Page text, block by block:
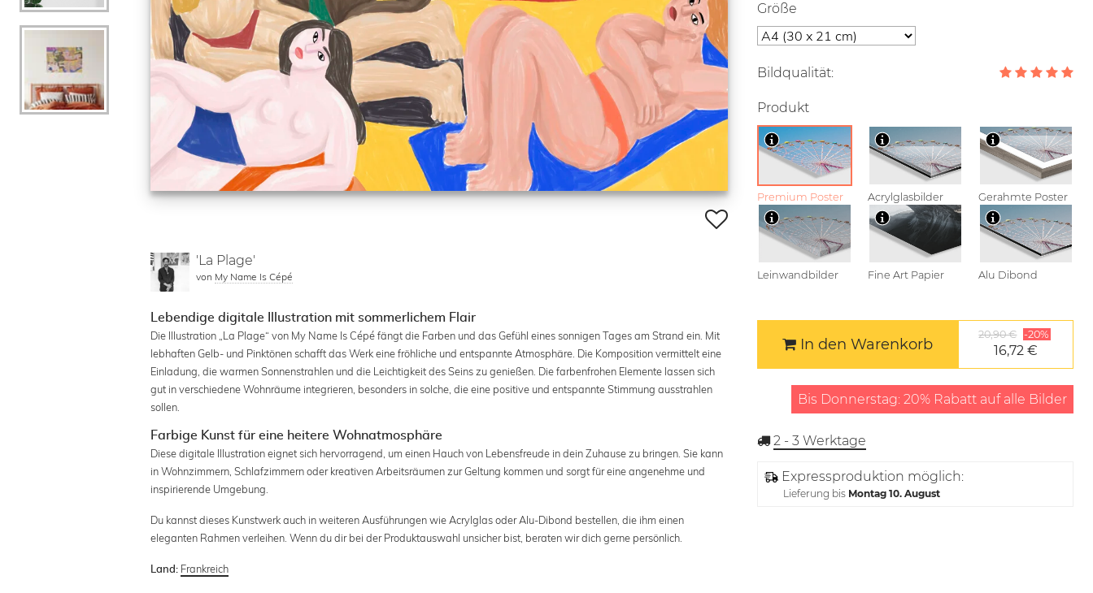
'La Plage'
von My Name Is Cépé
Lebendige digitale Illustration mit sommerlichem Flair
Die Illustration „La Plage“ von My Name Is Cépé fängt die Farben und das Gefühl eines sonnigen Tages am Strand ein. Mit
lebhaften Gelb- und Pinktönen schafft das Werk eine fröhliche und entspannte Atmosphäre. Die Komposition vermittelt eine
Einladung, die warmen Sonnenstrahlen und die Leichtigkeit des Seins zu genießen. Die farbenfrohen Elemente lassen sich
gut in verschiedene Wohnräume integrieren, besonders in solche, die eine positive und entspannte Stimmung ausstrahlen
sollen.
Farbige Kunst für eine heitere Wohnatmosphäre
Diese digitale Illustration eignet sich hervorragend, um einen Hauch von Lebensfreude in dein Zuhause zu bringen. Sie kann
in Wohnzimmern, Schlafzimmern oder kreativen Arbeitsräumen zur Geltung kommen und sorgt für eine angenehme und
inspirierende Umgebung.
Du kannst dieses Kunstwerk auch in weiteren Ausführungen wie Acrylglas oder Alu-Dibond bestellen, die ihm einen
eleganten Rahmen verleihen. Wenn du dir bei der Produktauswahl unsicher bist, beraten wir dich gerne persönlich.
Land: Frankreich
Größe
Bildqualität:
Produkt
Premium Poster Acrylglasbilder Gerahmte Poster
Leinwandbilder Fine Art Papier Alu Dibond
In den Warenkorb
20,90 € -20%
16,72 €
Bis Donnerstag: 20% Rabatt auf alle Bilder
2 - 3 Werktage
Expressproduktion möglich:
Lieferung bis Montag 10. August